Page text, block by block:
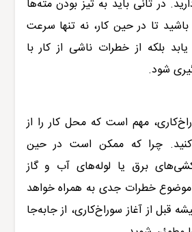
در ثانی باید به تیز بودن مته‌ها
تا در حین کار، نه تنها سرعت
بلکه از خطرات ناشی از کار با
شود.
مهم است که محل کار را از
کنید. چرا که ممکن است در حین
برق یا لوله‌های آب و گاز
موضوع خطرات جدی به همراه خواهد
قبل از آغاز سوراخ‌کاری، از جابه‌جا